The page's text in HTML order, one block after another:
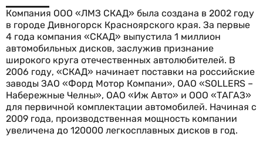
Компания ООО «ЛМЗ СКАД» была создана в 2002 году
в городе Дивногорск Красноярского края. За первые
4 года компания «СКАД» выпустила 1 миллион
автомобильных дисков, заслужив признание
широкого круга отечественных автолюбителей. В
2006 году, «СКАД» начинает поставки на российские
заводы ЗАО «Форд Мотор Компани», ОАО «SOLLERS –
Набережные Челны», ОАО «Иж Авто» и ООО «ТАГАЗ»
для первичной комплектации автомобилей. Начиная с
2009 года, производственная мощность компании
увеличена до 120000 легкосплавных дисков в год.